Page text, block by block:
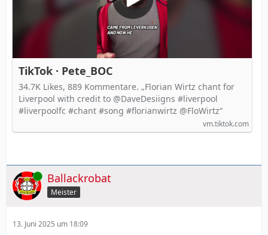
TikTok · Pete_BOC
34.7K Likes, 889 Kommentare. „Florian Wirtz chant for
Liverpool with credit to @DaveDesiigns #liverpool
#liverpoolfc #chant #song #florianwirtz @FloWirtz“
vm.tiktok.com
Online Ballackrobat
Meister
13. Juni 2025 um 18:09